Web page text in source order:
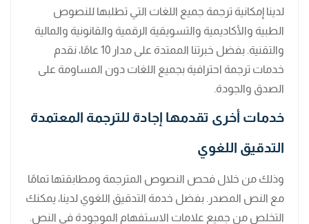
لدينا إمكانية ترجمة جميع اللغات التي تطلبها للنصوص
الطبية والأكاديمية والتسويقية الرقمية والقانونية والمالية
والتقنية. بفضل خبرتنا الممتدة على مدار 10 عامًا، نقدم
خدمات ترجمة احترافية بجميع اللغات دون المساومة على
الصدق والجودة.
خدمات أخرى تقدمها إجادة للترجمة المعتمدة
التدقيق اللغوي
وذلك من خلال فحص النصوص المترجمة ومطابقتها تمامًا
مع النص المصدر. بفضل خدمة التدقيق اللغوي لدينا، يمكنك
التخلص من جميع علامات الاستفهام الموجودة في النص.